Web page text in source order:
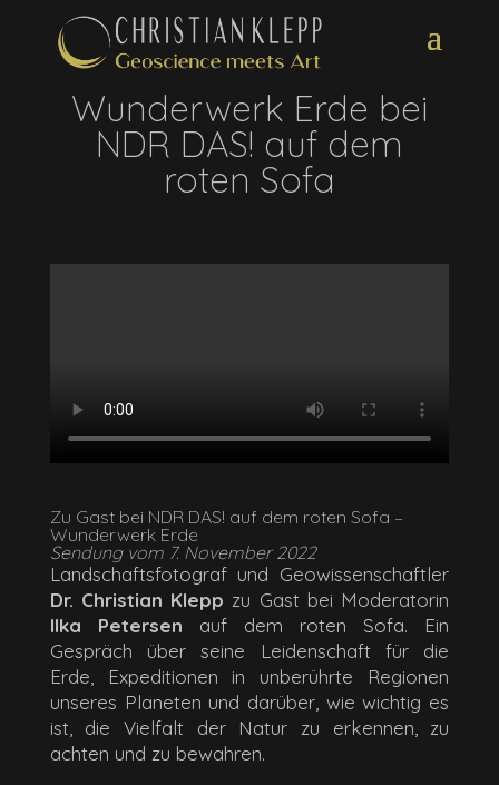
Wunderwerk Erde bei
NDR DAS! auf dem
roten Sofa
Zu Gast bei NDR DAS! auf dem roten Sofa –
Wunderwerk Erde
Sendung vom 7. November 2022
Landschaftsfotograf und Geowissenschaftler
Dr. Christian Klepp zu Gast bei Moderatorin
Ilka Petersen auf dem roten Sofa. Ein
Gespräch über seine Leidenschaft für die
Erde, Expeditionen in unberührte Regionen
unseres Planeten und darüber, wie wichtig es
ist, die Vielfalt der Natur zu erkennen, zu
achten und zu bewahren.